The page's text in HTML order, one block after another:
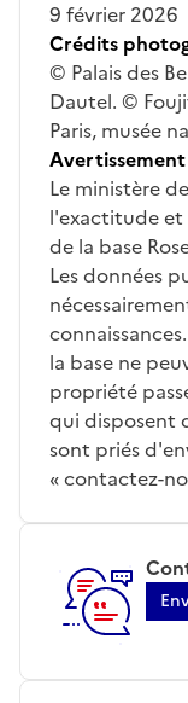
9 février 2026
Crédits
© Palais des
Dautel. ©
Paris, musée
Avertissement
Le ministère
l'exactitude
de la base
Les données
la base ne
propriété
qui disposent
sont priés
« contactez-